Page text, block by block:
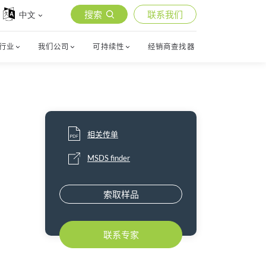
中文 搜索 联系我们
业 我们公司 可持续性 经销商查找器
相关传单
MSDS finder
索取样品
联系专家